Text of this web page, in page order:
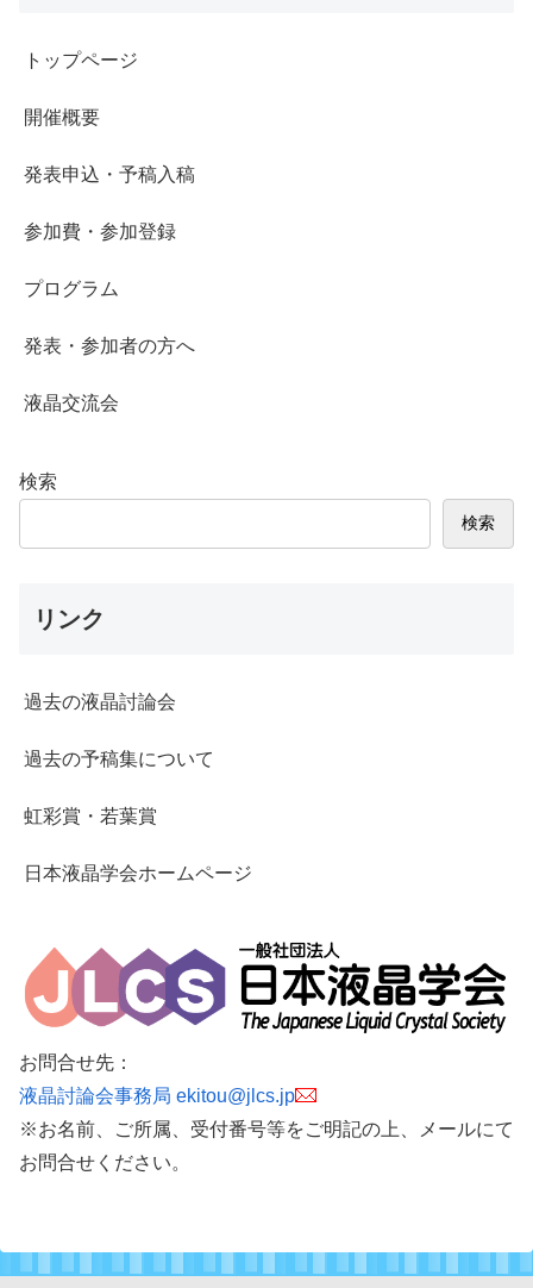
トップページ
開催概要
発表申込・予稿入稿
参加費・参加登録
プログラム
発表・参加者の方へ
液晶交流会
検索
検索
リンク
過去の液晶討論会
過去の予稿集について
虹彩賞・若葉賞
日本液晶学会ホームページ
お問合せ先：
液晶討論会事務局 ekitou@jlcs.jp
※お名前、ご所属、受付番号等をご明記の上、メールにて
お問合せください。